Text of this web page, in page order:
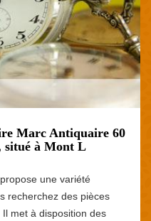
Marc Antiquaire 60
situé à Mont L
une variété
recherchez des pièces
met à disposition des